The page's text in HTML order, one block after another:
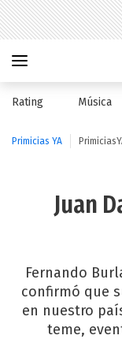
Rating Música
Primicias YA
Juan
Fernando
confirmó que
en nuestro
teme,